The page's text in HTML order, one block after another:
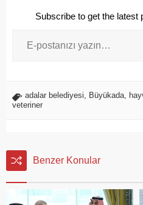
Subscribe to get the latest
adalar belediyesi, Büyükada,
veteriner
Benzer Konular